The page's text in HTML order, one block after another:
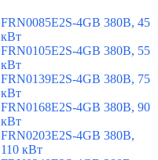
FRN0085E2S-4GB 380В, 45
кВт
FRN0105E2S-4GB 380В, 55
кВт
FRN0139E2S-4GB 380В, 75
кВт
FRN0168E2S-4GB 380В, 90
кВт
FRN0203E2S-4GB 380В,
110 кВт